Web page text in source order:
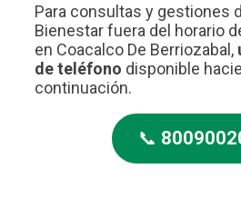
Para consultas y gestiones
Bienestar fuera del horario
en Coacalco De Berriozabal,
de teléfono disponible
continuación.
📞